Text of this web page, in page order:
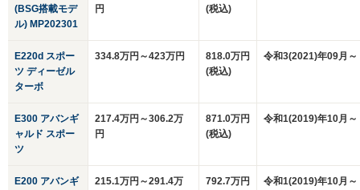
(BSG搭載モデ
ル) MP202301
円
(税込)
E220d スポー
ツ ディーゼル
ターボ
334.8万円～423万円
818.0万円
(税込)
令和3(2021)年09月～
E300 アバンギ
ャルド スポー
ツ
217.4万円～306.2万
円
871.0万円
(税込)
令和1(2019)年10月～
E200 アバンギ
215.1万円～291.4万
792.7万円
令和1(2019)年10月～